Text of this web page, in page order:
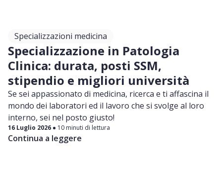
iniziando ora a informarti sul concorso sia se stai
già pianificando la preparazione. Buona lettura!
Specializzazioni medicina
Specializzazione in Patologia
Clinica: durata, posti SSM,
stipendio e migliori università
Se sei appassionato di medicina, ricerca e ti affascina il
mondo dei laboratori ed il lavoro che si svolge al loro
interno, sei nel posto giusto!
16 Luglio 2026 10 minuti di lettura
Continua a leggere